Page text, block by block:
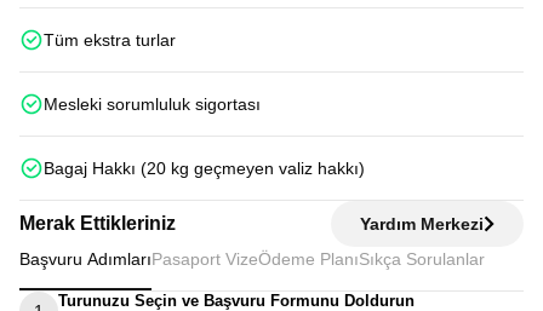
Tüm ekstra turlar
Mesleki sorumluluk sigortası
Bagaj Hakkı (20 kg geçmeyen valiz hakkı)
Merak Ettikleriniz
Yardım Merkezi
Başvuru AdımlarıPasaport VizeÖdeme Planı Sıkça Sorulanlar
Turunuzu Seçin ve Başvuru Formunu Doldurun